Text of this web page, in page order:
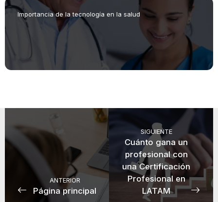
Importancia de la tecnología en la salud
ANTERIOR
Página principal
SIGUIENTE
Cuánto gana un
profesional con
una Certificación
Profesional en
LATAM